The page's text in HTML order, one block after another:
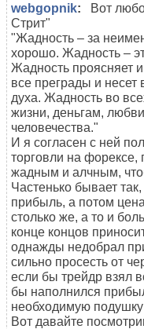
webgopnik: Вот
Стрит"
"Жадность – за
хорошо. Жадность –
Жадность проясняет
все преграды и несет
духа. Жадность во
жизни, деньгам,
человечества."
И я согласен с ней
торговли на форексе,
жадным и алчным,
Частенько бывает
прибыль, а потом
столько же, а то и
конце концов
однажды недобрал
сильно просесть от
если бы трейдр взял
бы наполнился
необходимую
Вот давайте